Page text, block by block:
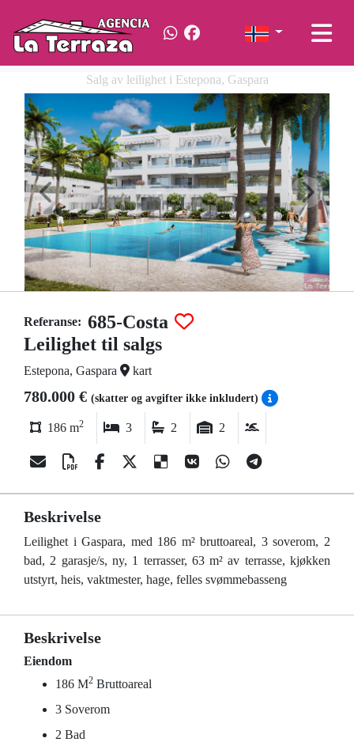
Salg av leilighet i Estepona, Gaspara
Referanse: 685-Costa
Leilighet til salgs
Estepona, Gaspara kart
780.000 € (skatter og avgifter ikke inkludert)
186 m2 3 2 2
Beskrivelse
Leilighet i Gaspara, med 186 m² bruttoareal, 3 soverom, 2
bad, 2 garasje/s, ny, 1 terrasser, 63 m² av terrasse, kjøkken
utstyrt, heis, vaktmester, hage, felles svømmebasseng
Beskrivelse
Eiendom
186 M2 Bruttoareal
3 Soverom
2 Bad